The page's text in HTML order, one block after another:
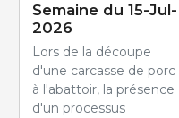
Semaine du 15-Jul-
2026
Lors de la découpe
d'une carcasse de porc
à l'abattoir, la présence
d'un processus